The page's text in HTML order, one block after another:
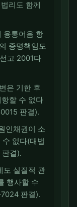
리도 함께
통어음 항
증명책임도
고 2001다
은 기한 후
할 수 없다
판결).
인채권이 소
없다(대법
결).
실질적 관
행사할 수
판결).